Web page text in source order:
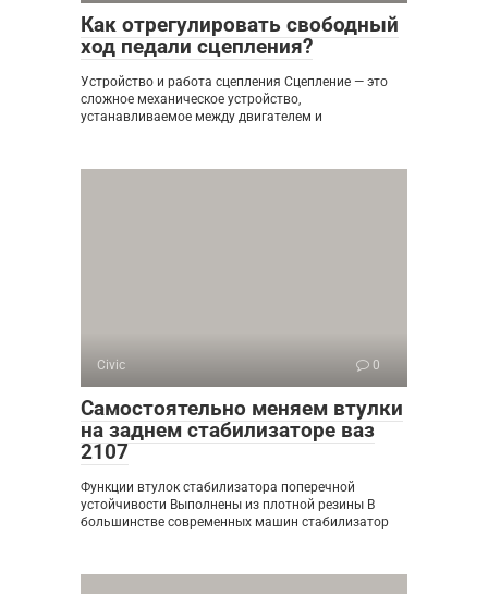
Как отрегулировать свободный
ход педали сцепления?
Устройство и работа сцепления Сцепление — это
сложное механическое устройство,
устанавливаемое между двигателем и
Civic 0
Самостоятельно меняем втулки
на заднем стабилизаторе ваз
2107
Функции втулок стабилизатора поперечной
устойчивости Выполнены из плотной резины В
большинстве современных машин стабилизатор